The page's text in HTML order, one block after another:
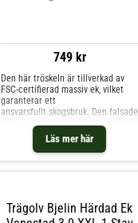
749 kr
Läs mer här
Den här tröskeln är tillverkad av
FSC-certifierad massiv ek, vilket
garanterar ett
ansvarsfullt skogsbruk. Den falsade
tröskeln ger en tätare anslutning
mellan dörrbladet och
tröskeln, vilket förbättrar ljudisoleri
ngen när dörren är stängd.
Trägolv Bjelin Härdad Ek